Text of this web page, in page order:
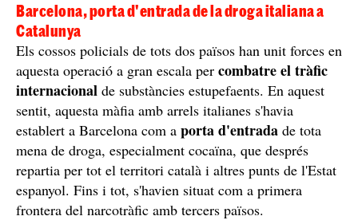
Barcelona, porta d'entrada de la droga italiana a
Catalunya
Els cossos policials de tots dos països han unit forces en
aquesta operació a gran escala per combatre el tràfic
internacional de substàncies estupefaents. En aquest
sentit, aquesta màfia amb arrels italianes s'havia
establert a Barcelona com a porta d'entrada de tota
mena de droga, especialment cocaïna, que després
repartia per tot el territori català i altres punts de l'Estat
espanyol. Fins i tot, s'havien situat com a primera
frontera del narcotràfic amb tercers països.